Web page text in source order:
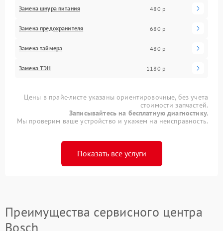
Замена шнура питания 480 р
Замена предохранителя 680 р
Замена таймера 480 р
Замена ТЭН 1180 р
Цены в прайс-листе указаны ориентировочные, без учета
стоимости запчастей.
Записывайтесь на бесплатную диагностику.
Мы проверим ваше устройство и укажем на неисправность.
Показать все услуги
Преимущества сервисного центра
Bosch